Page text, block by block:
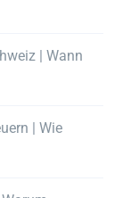
| Wann
| Wie